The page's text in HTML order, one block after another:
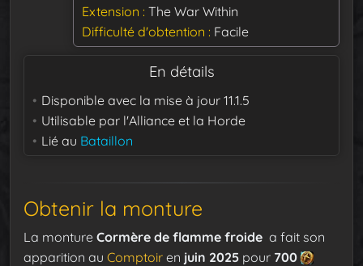
Extension The War Within
Difficulté d'obtention
Facile
En détails
Disponible avec la mise à jour 11.1.5
Utilisable par l'Alliance et la Horde
Lié au Bataillon
Obtenir la monture
La monture Cormère de flamme froide a fait son
apparition au Comptoir en juin 2025 pour 700